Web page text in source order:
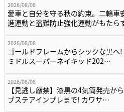
2026/08/08
愛車と自分を守る秋の約束。二輪車
進運動と盗難防止強化運動がもた
2026/08/08
ゴールドフレームからシックな黒へ
ミドルスーパーネイキッド202…
2026/08/08
【見逃し厳禁】漆黒の4気筒発売か
ブステアインプレまで! カワサ…